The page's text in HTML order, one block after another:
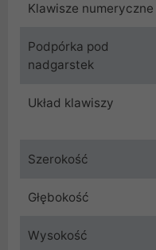
Klawisze numeryczne
Podpórka pod
nadgarstek
Układ klawiszy
Szerokość
Głębokość
Wysokość